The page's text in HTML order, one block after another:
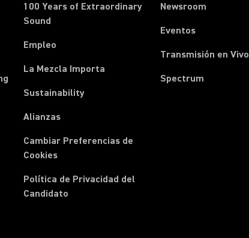
100 Years of Extraordinary
Sound
Empleo
La Mezcla Importa
Sustainability
Alianzas
Cambiar Preferencias de
Cookies
Política de Privacidad del
Candidato
Newsroom
Eventos
Transmisión en Vivo
Spectrum